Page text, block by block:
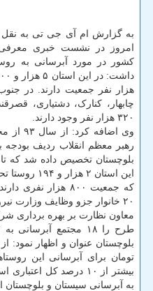
به گزارش ام آی جی تی به
امروز در نشست خبری معرفی
کشور در مورد آبرسانی به
هزار نفر جمعیت دارند. در
۳۲۰ هزار نفر وجود دارند.
وی
رهبر معظم انقلاب ردیف بودجه
این استان
که جمعیت ۸۰۰ هزار
۲۰ خانوار جزو وظایف وزارت نیرو در نظر گرفته شده است.
معاون نظارت بر بهره برداری
تومان برای آبرسانی این
بیشتر از ۱۰ درصد کل
به آبرسانی سیستان و